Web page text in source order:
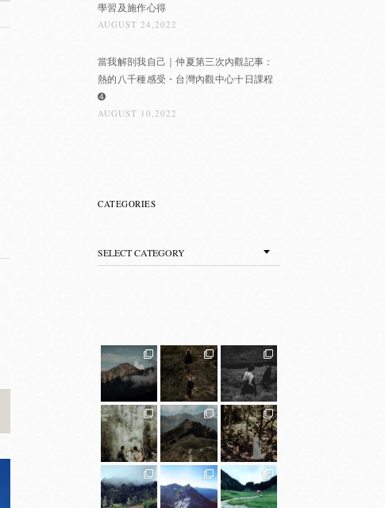
學習及施作心得
AUGUST 24,2022
當我解剖我自己｜仲夏第三次內觀記事：
熱的八千種感受・台灣內觀中心十日課程
➍
AUGUST 10,2022
CATEGORIES
Categories